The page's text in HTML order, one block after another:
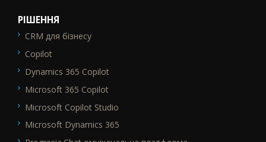
РІШЕННЯ
SEO_FTR1
CRM для бізнесу
Copilot
Dynamics 365 Copilot
Microsoft 365 Copilot
Microsoft Copilot Studio
Microsoft Dynamics 365